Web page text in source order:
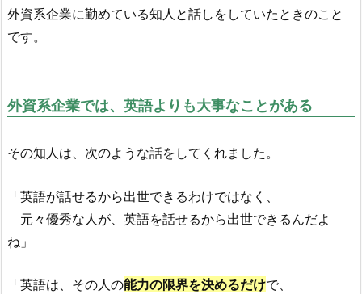
外資系企業に勤めている知人と話しをしていたときのこと
です。
外資系企業では、英語よりも大事なことがある
その知人は、次のような話をしてくれました。
「英語が話せるから出世できるわけではなく、
元々優秀な人が、英語を話せるから出世できるんだよ
ね」
「英語は、その人の能力の限界を決めるだけで、